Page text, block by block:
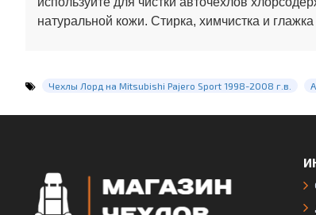
натуральной кожи. Стирка, химчистка и
Чехлы Лорд на Mitsubishi Pajero Sport 1998-2008 г.в.